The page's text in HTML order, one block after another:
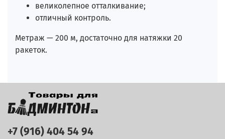
великолепное отталкивание;
отличный контроль.
Метраж — 200 м, достаточно для натяжки 20
ракеток.
+7 (916) 404 54 94